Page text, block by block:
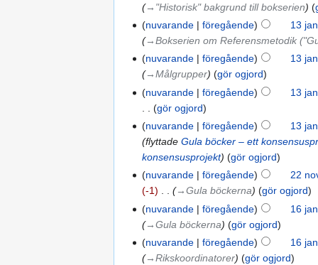
→‎"Historisk" bakgrund till bokserien
nuvarande
föregående
13
→‎Bokserien om Referensmetodik
nuvarande
föregående
13
→‎Målgrupper
gör ogjord
nuvarande
föregående
13
gör ogjord
nuvarande
föregående
13
flyttadeGula böcker – ett
konsensusprojekt
gör ogjord
nuvarande
föregående
22
-1
→‎Gula böckerna
gör ogjord
nuvarande
föregående
16
→‎Gula böckerna
gör ogjord
nuvarande
föregående
16
→‎Rikskoordinatorer
gör ogjord